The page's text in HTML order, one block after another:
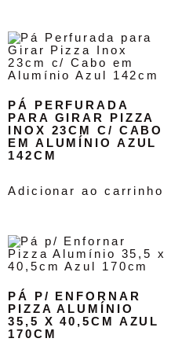
PÁ PERFURADA
PARA GIRAR PIZZA
INOX 23CM C/ CABO
EM ALUMÍNIO AZUL
142CM
Adicionar ao carrinho
PÁ P/ ENFORNAR
PIZZA ALUMÍNIO
35,5 X 40,5CM AZUL
170CM